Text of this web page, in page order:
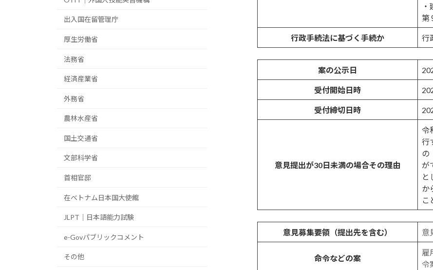
第
行政手続法に基づく手続か 行
案の公示日
受付開始日時
受付締切日時
意見提出が30日未満の場合その理由
令
行
の
が
と
か
こ
意見募集要領（提出先を含む） 意
命令などの案
雇
令
出入国在留管理庁
厚生労働省
法務省
経済産業省
外務省
農林水産省
国土交通省
文部科学省
首相官邸
在ベトナム日本国大使館
JLPT｜日本語能力試験
e-Govパブリックコメント
その他